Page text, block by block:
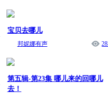
宝贝去哪儿
邦妮娜有声
第五辑-第23集 哪儿来的回哪儿
去！